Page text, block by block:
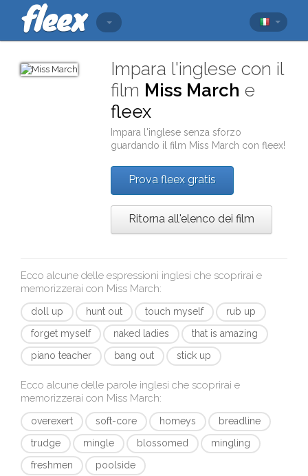
Impara l'inglese con il
film Miss March e
fleex
Impara l'inglese senza sforzo
guardando il film Miss March confleex!
Prova fleex gratis
Ritorna all'elenco dei film
Ecco alcune delle espressioni inglesi che scoprirai e
memorizzerai con Miss March:
doll up hunt out touch myself
rub up
forget myself
naked ladies
that is amazing
piano teacher
bang out stick up
Ecco alcune delle parole inglesi che scoprirai e
memorizzerai con Miss March:
overexert soft-core homeys
breadline
trudge
mingle blossomed
mingling
freshmen
poolside